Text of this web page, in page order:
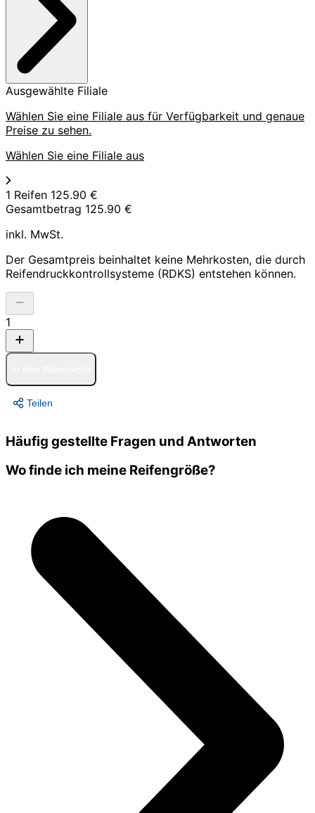
Ausgewählte Filiale
Wählen Sie eine Filiale aus für Verfügbarkeit und genaue
Preise zu sehen.
Wählen Sie eine Filiale aus
1 Reifen 125.90 €
Gesamtbetrag 125.90 €
inkl. MwSt.
Der Gesamtpreis beinhaltet keine Mehrkosten, die durch
Reifendruckkontrollsysteme (RDKS) entstehen können.
1
Teilen
Häufig gestellte Fragen und Antworten
Wo finde ich meine Reifengröße?